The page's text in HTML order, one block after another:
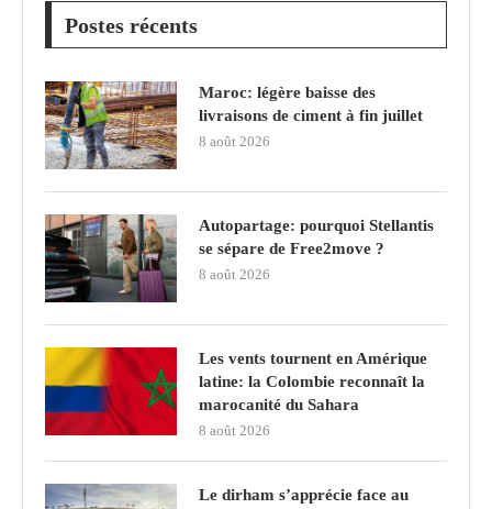
Postes récents
Maroc: légère baisse des
livraisons de ciment à fin juillet
8 août 2026
Autopartage: pourquoi Stellantis
se sépare de Free2move ?
8 août 2026
Les vents tournent en Amérique
latine: la Colombie reconnaît la
marocanité du Sahara
8 août 2026
Le dirham s’apprécie face au